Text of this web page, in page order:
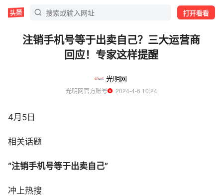
打开看看
注销手机号等于出卖自己？三大运营商
回应！专家这样提醒
光明网
光明网官方账号
  2024-4-6 10:24
4月5日
相关话题
“注销手机号等于出卖自己”
冲上热搜